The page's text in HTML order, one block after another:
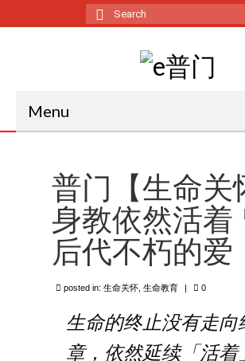
Search
Menu
佛学专栏
弘法心路
生命教育
时事艺文
生活资讯
东禅月刊
普门【生命关
身教依然活着
后代不朽的爱
posted in: 生命关怀, 生命教育 | 0
生命的终止没有走向
章，依然延续「活着